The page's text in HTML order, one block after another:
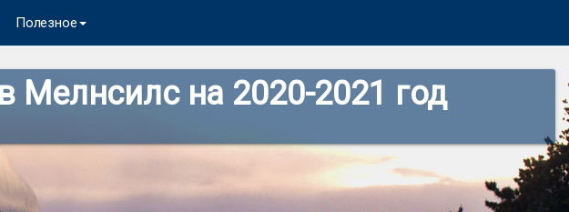
Полезное
Мелнсилс на 2020-2021 год